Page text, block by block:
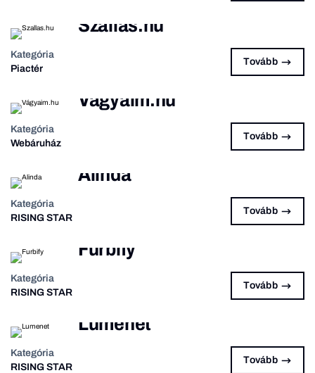
Szallas.hu
Kategória
Piactér
Tovább
Vágyaim.hu
Kategória
Webáruház
Tovább
Alinda
Kategória
RISING STAR
Tovább
Furbify
Kategória
RISING STAR
Tovább
Lumenet
Kategória
RISING STAR
Tovább